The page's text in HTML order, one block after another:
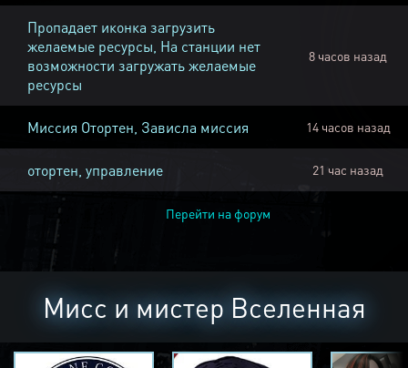
Пропадает иконка загрузить
желаемые ресурсы, На станции нет
возможности загружать желаемые
ресурсы
8 часов назад
Миссия Отортен, Зависла миссия 14 часов назад
отортен, управление 21 час назад
Перейти на форум
Мисс и мистер Вселенная